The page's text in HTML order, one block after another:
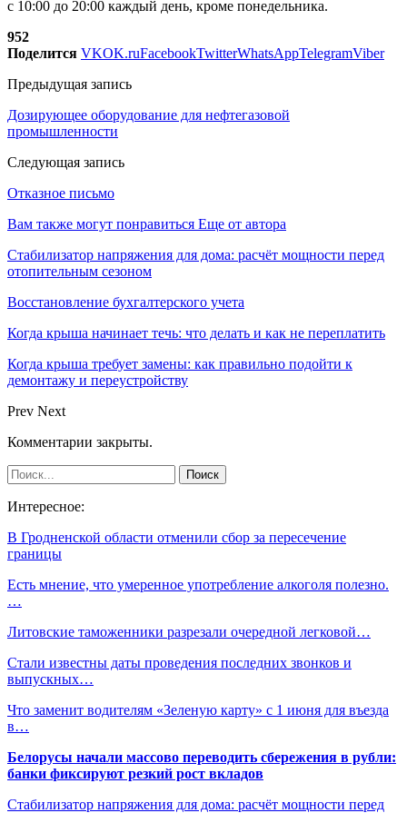
с 10:00 до 20:00 каждый день, кроме понедельника.
952
Поделится VKOK.ruFacebookTwitterWhatsAppTelegramViber
Предыдущая запись
Дозирующее оборудование для нефтегазовой
промышленности
Следующая запись
Отказное письмо
Вам также могут понравиться Еще от автора
Стабилизатор напряжения для дома: расчёт мощности перед
отопительным сезоном
Восстановление бухгалтерского учета
Когда крыша начинает течь: что делать и как не переплатить
Когда крыша требует замены: как правильно подойти к
демонтажу и переустройству
Prev Next
Комментарии закрыты.
Интересное:
В Гродненской области отменили сбор за пересечение
границы
Есть мнение, что умеренное употребление алкоголя полезно.
…
Литовские таможенники разрезали очередной легковой…
Стали известны даты проведения последних звонков и
выпускных…
Что заменит водителям «Зеленую карту» с 1 июня для въезда
в…
Белорусы начали массово переводить сбережения в рубли:
банки фиксируют резкий рост вкладов
Стабилизатор напряжения для дома: расчёт мощности перед